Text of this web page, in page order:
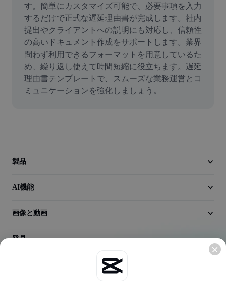
AI Inpainting
Face Cutout
動画
動画背景削除
動画コンバーター
す。簡単にカスタマイズ可能で、必要事項を入力
するだけで正式な遅延理由書が完成します。社内
提出やクライアントへの説明にも対応し、信頼性
の高いドキュメント作成をサポートします。業界
問わず利用できるフォーマットを用意しているた
め、繰り返し使えて時間短縮に役立ちます。遅延
理由書テンプレートで、スムーズな業務運営とコ
ミュニケーションを強化しましょう。
製品
AI機能
画像と動画
発見